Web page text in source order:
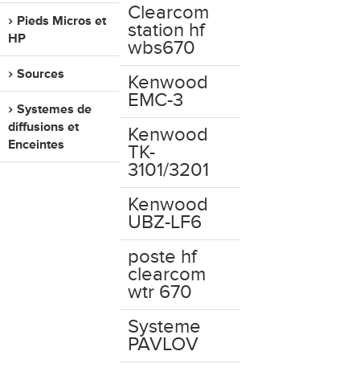
Pieds Micros et
HP
Sources
Systemes de
diffusions et
Enceintes
Clearcom
station hf
wbs670
Kenwood
EMC-3
Kenwood
TK-
3101/3201
Kenwood
UBZ-LF6
poste hf
clearcom
wtr 670
Systeme
PAVLOV